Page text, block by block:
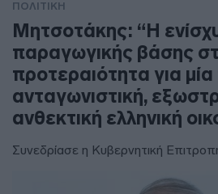
ΠΟΛΙΤΙΚΗ
Μητσοτάκης: “Η
παραγωγικής βάσης
προτεραιότητα για μία
ανταγωνιστική,
ανθεκτική ελληνική
Συνεδρίασε η Κυβερνητική